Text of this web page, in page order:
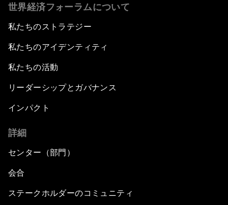
世界経済フォーラムについて
私たちのストラテジー
私たちのアイデンティティ
私たちの活動
リーダーシップとガバナンス
インパクト
詳細
センター（部門）
会合
ステークホルダーのコミュニティ